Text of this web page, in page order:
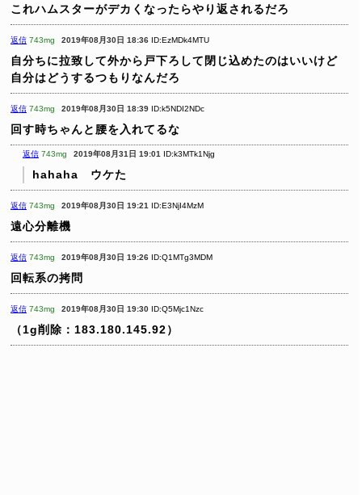
これハムスターがデカくなったらやり返されるだろ
返信 743mg 2019年08月30日 18:36 ID:EzMDk4MTU
自分ちに拉致して外から戸下ろして閉じ込めたのはいいけど
自分はどうするつもりなんだろ
返信 743mg 2019年08月30日 18:39 ID:k5NDI2NDc
回す時ちゃんと腰を入れてるな
返信 743mg 2019年08月31日 19:01 ID:k3MTk1Njg
hahaha ウケた
返信 743mg 2019年08月30日 19:21 ID:E3NjI4MzM
遠心分離機
返信 743mg 2019年08月30日 19:26 ID:Q1MTg3MDM
回転系の拷問
返信 743mg 2019年08月30日 19:30 ID:Q5Mjc1Nzc
（1g削除：183.180.145.92）